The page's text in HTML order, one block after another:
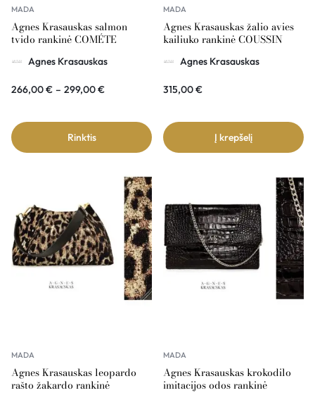
MADA
Agnes Krasauskas salmon
tvido rankinė COMÉTE
Agnes Krasauskas
266,00€ – 299,00€
Rinktis
MADA
Agnes Krasauskas žalio avies
kailiuko rankinė COUSSIN
Agnes Krasauskas
315,00€
Į krepšelį
MADA
Agnes Krasauskas leopardo
rašto žakardo rankinė
MADA
Agnes Krasauskas krokodilo
imitacijos odos rankinė